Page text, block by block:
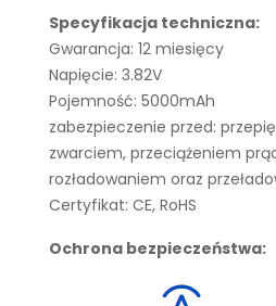
Specyfikacja techniczna:
Gwarancja: 12 miesięcy
Napięcie: 3.82V
Pojemność: 5000mAh
zabezpieczenie przed:
zwarciem, przeciążeniem
rozładowaniem oraz
Certyfikat: CE, RoHS
Ochrona bezpieczeństwa: